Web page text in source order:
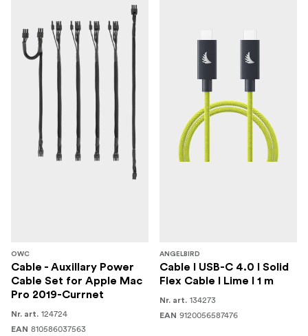
OWC
Cable - Auxillary Power
Cable Set for Apple Mac
Pro 2019-Currnet
Nr. art. 124724
EAN 810586037563
ANGELBIRD
Cable I USB-C 4.0 I Solid
Flex Cable I Lime I 1 m
Nr. art. 134273
EAN 9120056587476